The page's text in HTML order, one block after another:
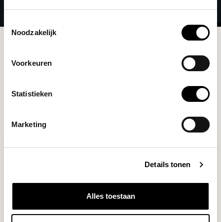
Noodzakelijk
Voorkeuren
Statistieken
Marketing
Details tonen
Alles toestaan